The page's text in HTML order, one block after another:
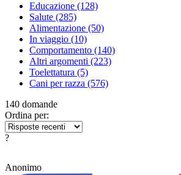
Educazione (128)
Salute (285)
Alimentazione (50)
In viaggio (10)
Comportamento (140)
Altri argomenti (223)
Toelettatura (5)
Cani per razza (576)
140 domande
Ordina per:
?
Anonimo